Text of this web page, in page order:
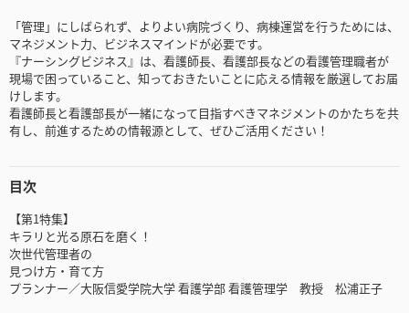
「管理」にしばられず、よりよい病院づくり、病棟運営を行うためには、
マネジメント力、ビジネスマインドが必要です。
『ナーシングビジネス』は、看護師長、看護部長などの看護管理職者が
現場で困っていること、知っておきたいことに応える情報を厳選してお届
けします。
看護師長と看護部長が一緒になって目指すべきマネジメントのかたちを共
有し、前進するための情報源として、ぜひご活用ください！
目次
【第1特集】
キラリと光る原石を磨く！
次世代管理者の
見つけ方・育て方
プランナー／大阪信愛学院大学 看護学部 看護管理学 教授 松浦正子